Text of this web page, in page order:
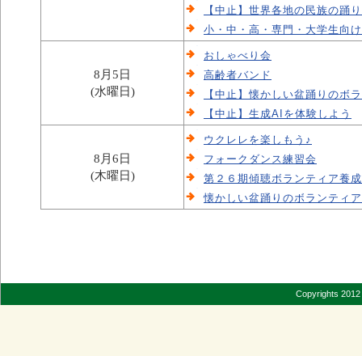
【中止】世界各地の民族の踊
小・中・高・専門・大学生向
8月5日
(水曜日)
おしゃべり会
高齢者バンド
【中止】懐かしい盆踊りのボ
【中止】生成AIを体験しよう
8月6日
(木曜日)
ウクレレを楽しもう♪
フォークダンス練習会
第２６期傾聴ボランティア養
懐かしい盆踊りのボランティ
Copyrights